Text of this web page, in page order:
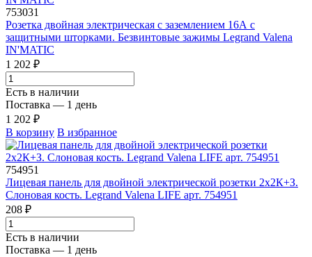
753031
Розетка двойная электрическая с заземлением 16А с
защитными шторками. Безвинтовые зажимы Legrand Valena
IN'MATIC
1 202 ₽
Есть в наличии
Поставка — 1 день
1 202 ₽
В корзину В избранное
754951
Лицевая панель для двойной электрической розетки 2х2К+З.
Слоновая кость. Legrand Valena LIFE арт. 754951
208 ₽
Есть в наличии
Поставка — 1 день